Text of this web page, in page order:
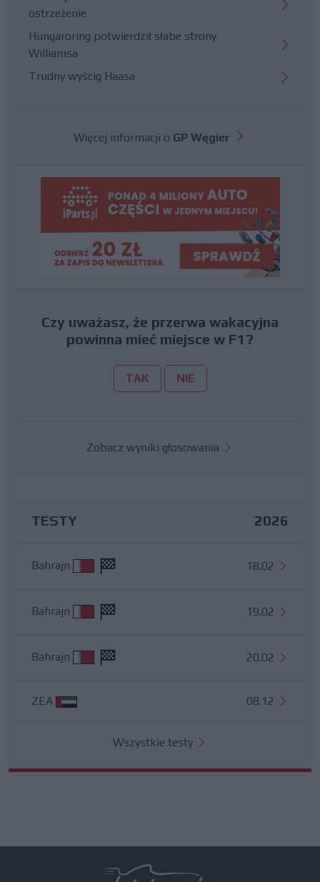
ostrzeżenie
Hungaroring potwierdził słabe strony
Williamsa
Trudny wyścig Haasa
Więcej informacji o GP Węgier
Czy uważasz, że przerwa wakacyjna
powinna mieć miejsce w F1?
TAK NIE
Zobacz wyniki głosowania
TESTY 2026
Bahrajn 18.02
Bahrajn 19.02
Bahrajn 20.02
ZEA 08.12
Wszystkie testy